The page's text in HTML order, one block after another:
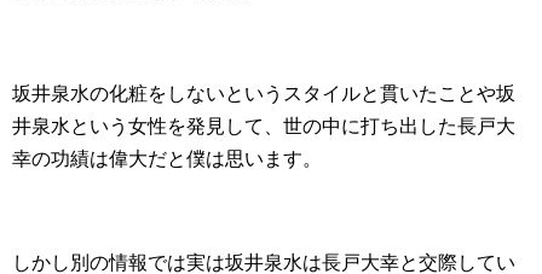
坂井泉水の化粧をしないというスタイルと貫いたことや坂
井泉水という女性を発見して、世の中に打ち出した長戸大
幸の功績は偉大だと僕は思います。
しかし別の情報では実は坂井泉水は長戸大幸と交際してい